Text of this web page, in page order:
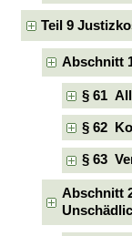
Teil 9
Abschnitt
§ 61
§ 62
§ 63
Abschnitt